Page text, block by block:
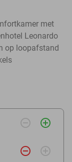
met
Leonardo
op loopafstand
remove_circle_outline add_circle_outline
remove_circle_outline add_circle_outline